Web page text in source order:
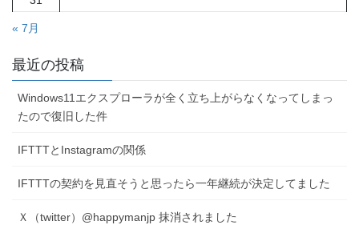
« 7月
最近の投稿
Windows11エクスプローラが全く立ち上がらなくなってしまっ
たので復旧した件
IFTTTとInstagramの関係
IFTTTの契約を見直そうと思ったら一年継続が決定してました
Ｘ（twitter）@happymanjp 抹消されました